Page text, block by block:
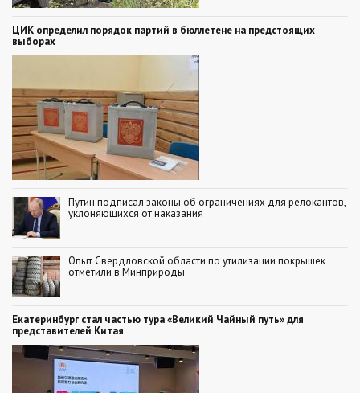
ЦИК определил порядок партий в бюллетене на предстоящих
выборах
Путин подписал законы об ограничениях для релокантов,
уклоняющихся от наказания
Опыт Свердловской области по утилизации покрышек
отметили в Минприроды
Екатеринбург стал частью тура «Великий Чайный путь» для
представителей Китая